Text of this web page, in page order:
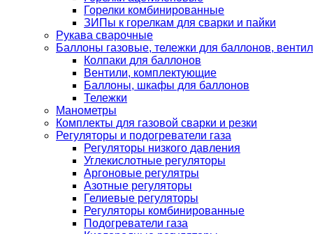
Горелки комбинированные
ЗИПы к горелкам для сварки и пайки
Рукава сварочные
Баллоны газовые, тележки для баллонов,
Колпаки для баллонов
Вентили, комплектующие
Баллоны, шкафы для баллонов
Тележки
Манометры
Комплекты для газовой сварки и резки
Регуляторы и подогреватели газа
Регуляторы низкого давления
Углекислотные регуляторы
Аргоновые регулятры
Азотные регуляторы
Гелиевые регуляторы
Регуляторы комбинированные
Подогреватели газа